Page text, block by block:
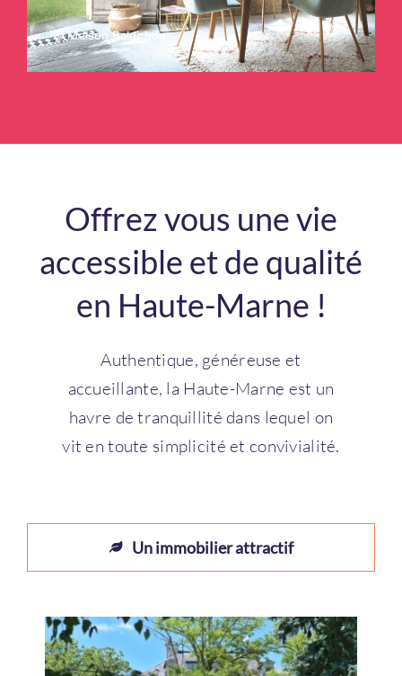
© Maison Baluchon
Offrez vous une vie
accessible et de qualité
en Haute-Marne !
Authentique, généreuse et
accueillante, la Haute-Marne est un
havre de tranquillité dans lequel on
vit en toute simplicité et convivialité.
Un immobilier attractif